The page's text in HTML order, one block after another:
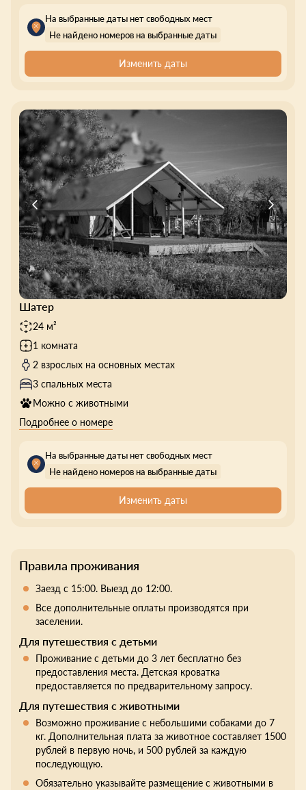
На выбранные даты нет свободных мест
Не найдено номеров на выбранные даты
Изменить даты
Шатер
24 м²
1 комната
2 взрослых на основных местах
3 спальных места
Можно с животными
Подробнее о номере
На выбранные даты нет свободных мест
Не найдено номеров на выбранные даты
Изменить даты
Правила проживания
Заезд с 15:00. Выезд до 12:00.
Все дополнительные оплаты производятся при
заселении.
Для путешествия с детьми
Проживание с детьми до 3 лет бесплатно без
предоставления места. Детская кроватка
предоставляется по предварительному запросу.
Для путешествия с животными
Возможно проживание с небольшими собаками до 7
кг. Дополнительная плата за животное составляет 1500
рублей в первую ночь, и 500 рублей за каждую
последующую.
Обязательно указывайте размещение с животными в